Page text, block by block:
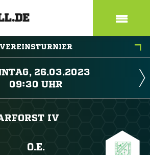
VEREINSTURNIER

 
IV
O.E.